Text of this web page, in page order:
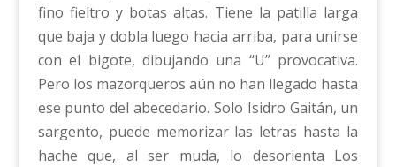
fino fieltro y botas altas. Tiene la patilla larga
que baja y dobla luego hacia arriba, para unirse
con el bigote, dibujando una “U” provocativa.
Pero los mazorqueros aún no han llegado hasta
ese punto del abecedario. Solo Isidro Gaitán, un
sargento, puede memorizar las letras hasta la
hache que, al ser muda, lo desorienta Los